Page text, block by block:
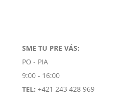
SME TU PRE VÁS:
PO - PIA
9:00 - 16:00
TEL: +421 243 428 969